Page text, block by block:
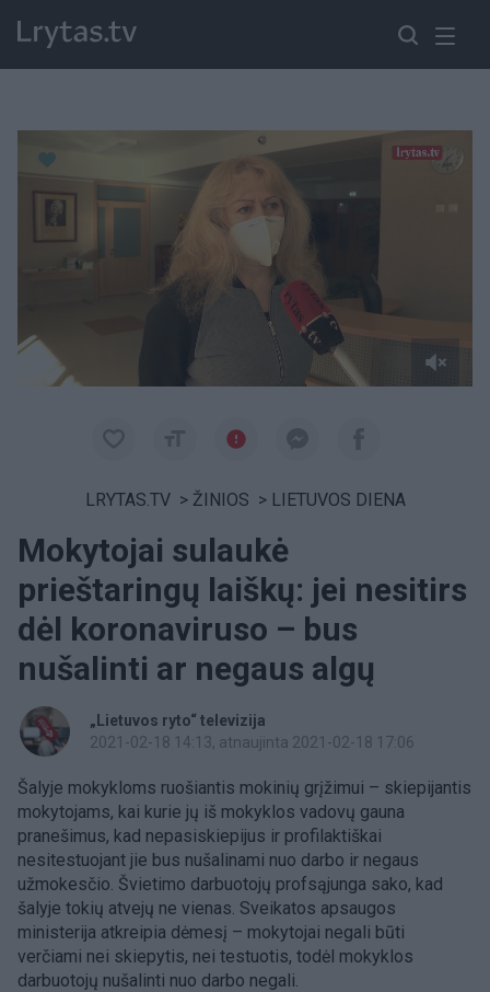
LRYTAS.TV > ŽINIOS > LIETUVOS DIENA
Mokytojai sulaukė
prieštaringų laiškų: jei nesitirs
dėl koronaviruso – bus
nušalinti ar negaus algų
„Lietuvos ryto“ televizija
2021-02-18 14:13, atnaujinta 2021-02-18 17:06
Šalyje mokykloms ruošiantis mokinių grįžimui – skiepijantis
mokytojams, kai kurie jų iš mokyklos vadovų gauna
pranešimus, kad nepasiskiepijus ir profilaktiškai
nesitestuojant jie bus nušalinami nuo darbo ir negaus
užmokesčio. Švietimo darbuotojų profsąjunga sako, kad
šalyje tokių atvejų ne vienas. Sveikatos apsaugos
ministerija atkreipia dėmesį – mokytojai negali būti
verčiami nei skiepytis, nei testuotis, todėl mokyklos
darbuotojų nušalinti nuo darbo negali.